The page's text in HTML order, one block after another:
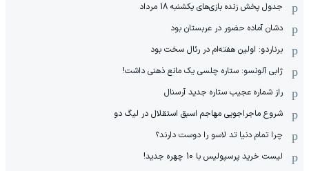
جدول پخش زنده بازی‌های یکشنبه 18 مرداد
دشان آماده حضور در عربستان بود
برناردو: اولین هفته‌ام در رئال سخت بود
ژابی آلونسو: ستاره چلسی یک مانع ذهنی داشت!
راز شماره عجیب ستاره جدید آرسنال
شروع ماجراجویی مهاجم اسبق استقلال در لیگ دو
چرا تمام دنیا تد لاسو را دوست دارند؟
لیست خرید پرسپولیس با 10 چهره جدید!